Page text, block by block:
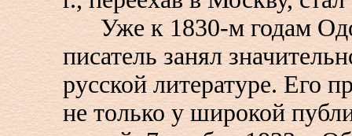
Уже к 1830-м годам
писатель занял
русской литературе. Его
не только у широкой